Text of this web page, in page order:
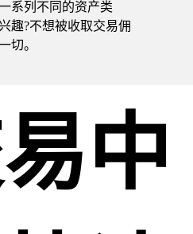
系列不同的资产类
趣?不想被收取交易佣
切。
中